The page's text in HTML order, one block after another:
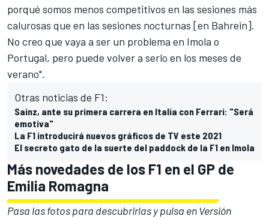
porqué somos menos competitivos en las sesiones más
calurosas que en las sesiones nocturnas [en Bahrein].
No creo que vaya a ser un problema en Imola o
Portugal, pero puede volver a serlo en los meses de
verano".
Otras noticias de F1:
Sainz, ante su primera carrera en Italia con Ferrari: "Será
emotiva"
La F1 introducirá nuevos gráficos de TV este 2021
El secreto gato de la suerte del paddock de la F1 en Imola
Más novedades de los F1 en el GP de
Emilia Romagna
Pasa las fotos para descubrirlas y pulsa en Versión